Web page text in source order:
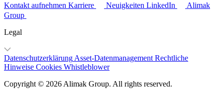
Kontakt aufnehmen Karriere Neuigkeiten LinkedIn
Alimak
Group
Legal
Datenschutzerklärung Asset-Datenmanagement Rechtliche
Hinweise Cookies Whistleblower
Copyright © 2026 Alimak Group. All rights reserved.